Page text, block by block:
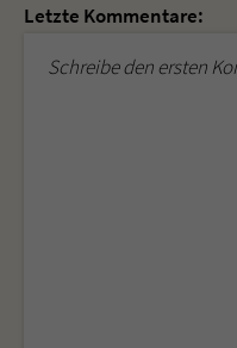
Letzte Kommentare:
Schreibe den ersten